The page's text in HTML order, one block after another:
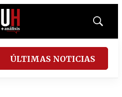
Mostrar
ÚLTIMAS NOTICIAS